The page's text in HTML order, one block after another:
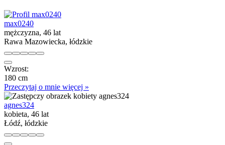
max0240
mężczyzna, 46 lat
Rawa Mazowiecka, łódzkie
Wzrost:
180 cm
Przeczytaj o mnie więcej »
agnes324
kobieta, 46 lat
Łódź, łódzkie